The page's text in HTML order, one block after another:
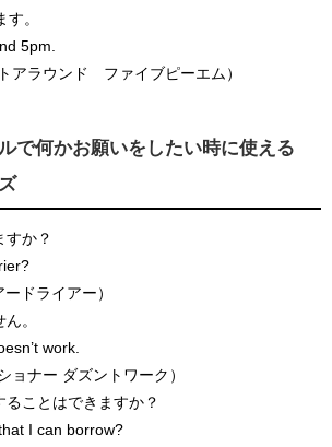
す。
5pm.
アラウンド ファイブピーエム）
で何かお願いをしたい時に使える
すか？
ドライアー）
。
work.
ョナー ダズントワーク）
ることはできますか？
I can borrow?